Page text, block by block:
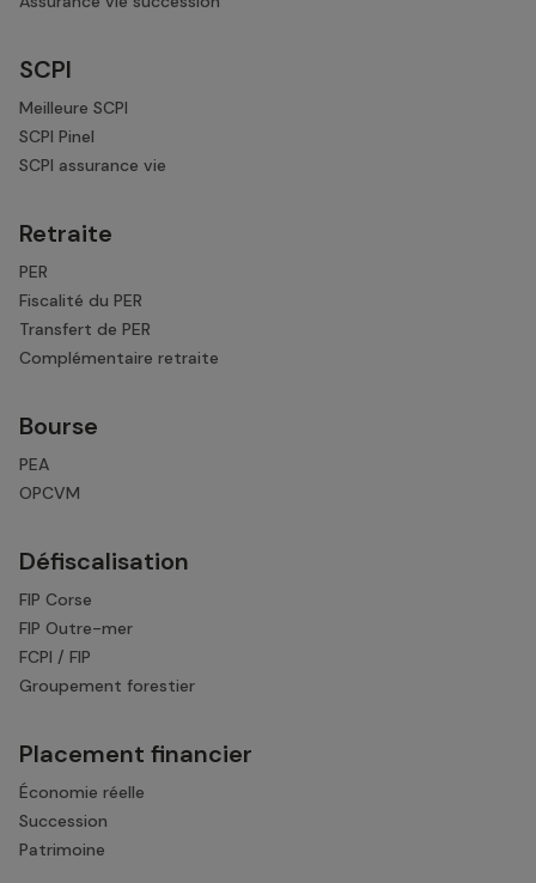
SCPI
Meilleure SCPI
SCPI Pinel
SCPI assurance vie
Retraite
PER
Fiscalité du PER
Transfert de PER
Complémentaire retraite
Bourse
PEA
OPCVM
Défiscalisation
FIP Corse
FIP Outre-mer
FCPI / FIP
Groupement forestier
Placement financier
Économie réelle
Succession
Patrimoine